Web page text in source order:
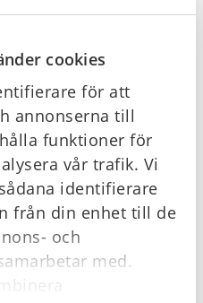
cookies
för att
annonserna till
funktioner för
vår trafik. Vi
identifierare
från din enhet till de
och
med.
Little Baby QCPR